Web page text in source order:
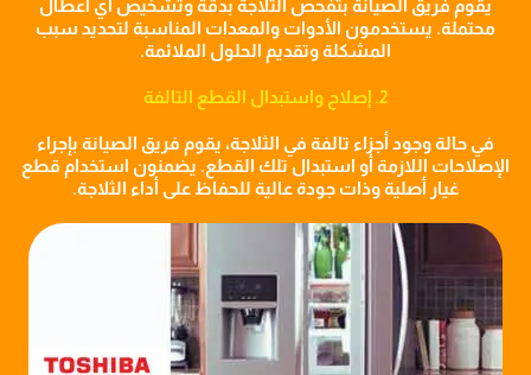
يقوم فريق الصيانة بتفحص الثلاجة بدقة وتشخيص أي أعطال
محتملة. يستخدمون الأدوات والمعدات المناسبة لتحديد سبب
المشكلة وتقديم الحلول الملائمة.
2. إصلاح واستبدال القطع التالفة
في حالة وجود أجزاء تالفة في الثلاجة، يقوم فريق الصيانة بإجراء
الإصلاحات اللازمة أو استبدال تلك القطع. يضمنون استخدام قطع
غيار أصلية وذات جودة عالية للحفاظ على أداء الثلاجة.